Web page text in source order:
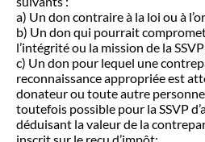
a) Un don contraire à la loi ou à
b) Un don qui pourrait
l’intégrité ou la mission de la
c) Un don pour lequel une
reconnaissance appropriée est
donateur ou toute autre
toutefois possible pour la SSVP
déduisant la valeur de la